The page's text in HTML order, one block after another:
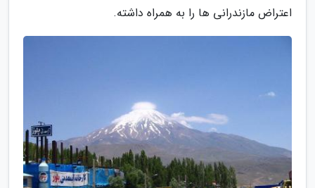
اعتراض مازندرانی ها را به همراه داشته.